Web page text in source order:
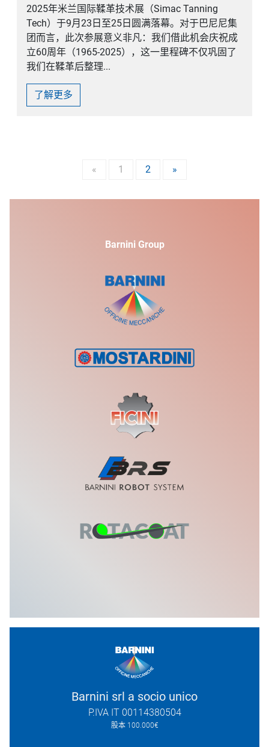
2025年米兰国际鞣革技术展（Simac Tanning
Tech）于9月23日至25日圆满落幕。对于巴尼尼集
团而言，此次参展意义非凡：我们借此机会庆祝成
立60周年（1965-2025），这一里程碑不仅巩固了
我们在鞣革后整理...
了解更多
« 1 2 »
Barnini Group
Barnini srl a socio unico
P.IVA IT 00114380504
股本 100.000€